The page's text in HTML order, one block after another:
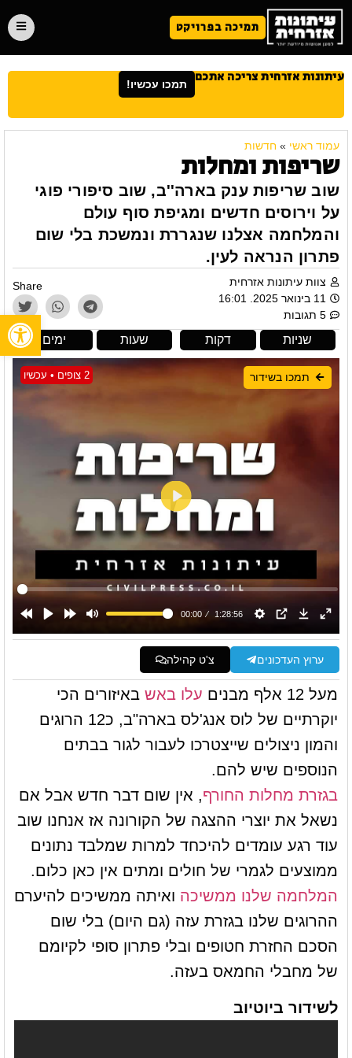
תמיכה בפרויקט
עיתונות אזרחית צריכה אתכם תמכו עכשיו!
עמוד ראשי » חדשות
שריפות ומחלות
שוב שריפות ענק בארה''ב, שוב סיפורי פוגי
על וירוסים חדשים ומגיפת סוף עולם
והמלחמה אצלנו שנגררת ונמשכת בלי שום
פתרון הנראה לעין.
צוות עיתונות אזרחית
11 בינואר 2025. 16:01
5 תגובות
Share
ימים שעות דקות שניות
2 צופים • עכשיו תמכו בשידור
ערוץ העדכונים צ'ט קהילה
מעל 12 אלף מבנים עלו באש באיזורים הכי
יוקרתיים של לוס אנג'לס בארה"ב, כ12 הרוגים
והמון ניצולים שייצטרכו לעבור לגור בבתים
הנוספים שיש להם.
בגזרת מחלות החורף, אין שום דבר חדש אבל אם
נשאל את יוצרי ההצגה של הקורונה אז אנחנו שוב
עוד רגע עומדים להיכחד למרות שמלבד נתונים
ממוצעים לגמרי של חולים ומתים אין כאן כלום.
המלחמה שלנו ממשיכה ואיתה ממשיכים להיערם
ההרוגים שלנו בגזרת עזה (גם היום) בלי שום
הסכם החזרת חטופים ובלי פתרון סופי לקיומם
של מחבלי החמאס בעזה.
לשידור ביוטיוב